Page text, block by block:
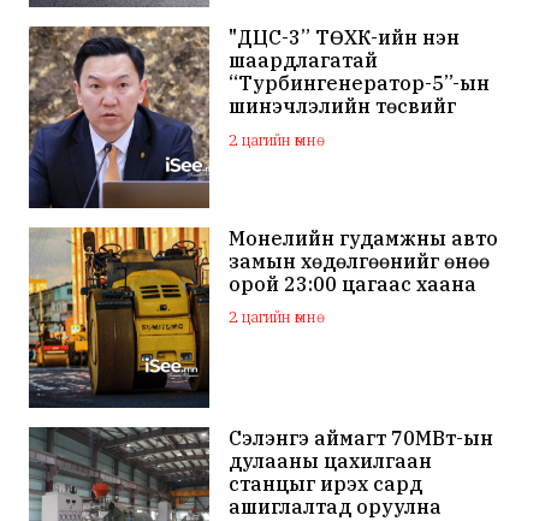
"ДЦС-3” ТӨХК-ийн нэн
шаардлагатай
“Турбингенератор-5”-ын
шинэчлэлийн төсвийг
шийдвэрлэхээр болов
2 цагийн өмнө
Монелийн гудамжны авто
замын хөдөлгөөнийг өнөө
орой 23:00 цагаас хаана
2 цагийн өмнө
Сэлэнгэ аймагт 70МВт-ын
дулааны цахилгаан
станцыг ирэх сард
ашиглалтад оруулна